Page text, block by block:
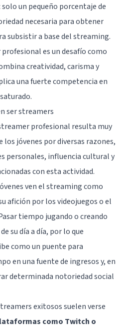
un pequeño porcentaje de
necesaria para obtener
subsistir a base del streaming.
es un desafío como
creatividad, carisma y
una fuerte competencia en
ser streamers
profesional resulta muy
jóvenes por diversas razones,
personales, influencia cultural y
con esta actividad.
ven el streaming como
afición por los videojuegos o el
tiempo jugando o creando
su día a día, por lo que
como un puente para
en una fuente de ingresos y, en
determinada notoriedad social
exitosos suelen verse
como Twitch o